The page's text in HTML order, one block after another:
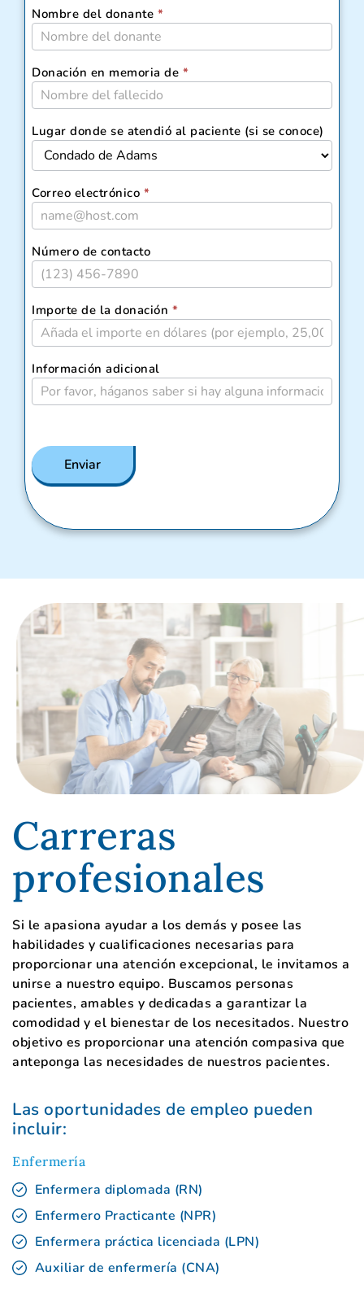
ELEVATION-
CO-
DONATE
Nombre del donante *
Donación en memoria de *
Lugar donde se atendió al paciente (si se conoce)
Correo electrónico *
Número de contacto
Importe de la donación *
Información adicional
Enviar
Carreras
profesionales
Si le apasiona ayudar a los demás y posee las
habilidades y cualificaciones necesarias para
proporcionar una atención excepcional, le invitamos a
unirse a nuestro equipo. Buscamos personas
pacientes, amables y dedicadas a garantizar la
comodidad y el bienestar de los necesitados. Nuestro
objetivo es proporcionar una atención compasiva que
anteponga las necesidades de nuestros pacientes.
Las oportunidades de empleo pueden
incluir:
Enfermería
Enfermera diplomada (RN)
Enfermero Practicante (NPR)
Enfermera práctica licenciada (LPN)
Auxiliar de enfermería (CNA)